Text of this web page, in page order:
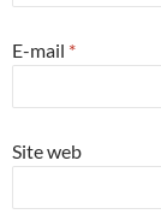
E-mail *
Site web